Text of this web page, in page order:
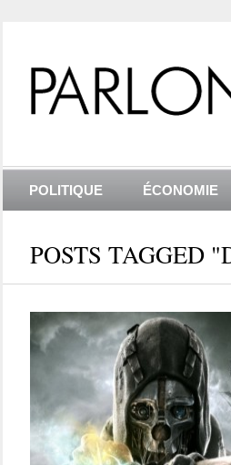
POLITIQUE ÉCONOMIE
POSTS TAGGED